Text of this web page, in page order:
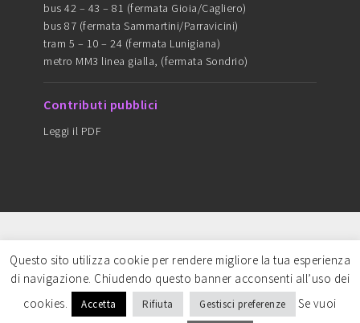
bus 42 – 43 – 81 (fermata Gioia/Cagliero)
bus 87 (fermata Sammartini/Parravicini)
tram 5 – 10 – 24 (fermata Lunigiana)
metro MM3 linea gialla, (fermata Sondrio)
Contributi pubblici
Leggi il PDF
Copyright © 2016 ARTEDANZAMILANO - cf
97749680159 - CREDITS: Content strategy & Art
direction-Sofia Garampelli| Web master-Simona
Criveller
Questo sito utilizza cookie per rendere migliore la tua esperienza
di navigazione. Chiudendo questo banner acconsenti all’uso dei
cookies.
Accetta Rifiuta Gestisci preferenze Se vuoi